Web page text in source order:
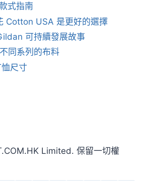
式指南
Cotton USA 是更好的選擇
可持續發展故事
同系列的布料
尺寸
Limited. 保留一切權